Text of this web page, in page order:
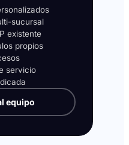
sucursal
existente
propios
servicio
equipo